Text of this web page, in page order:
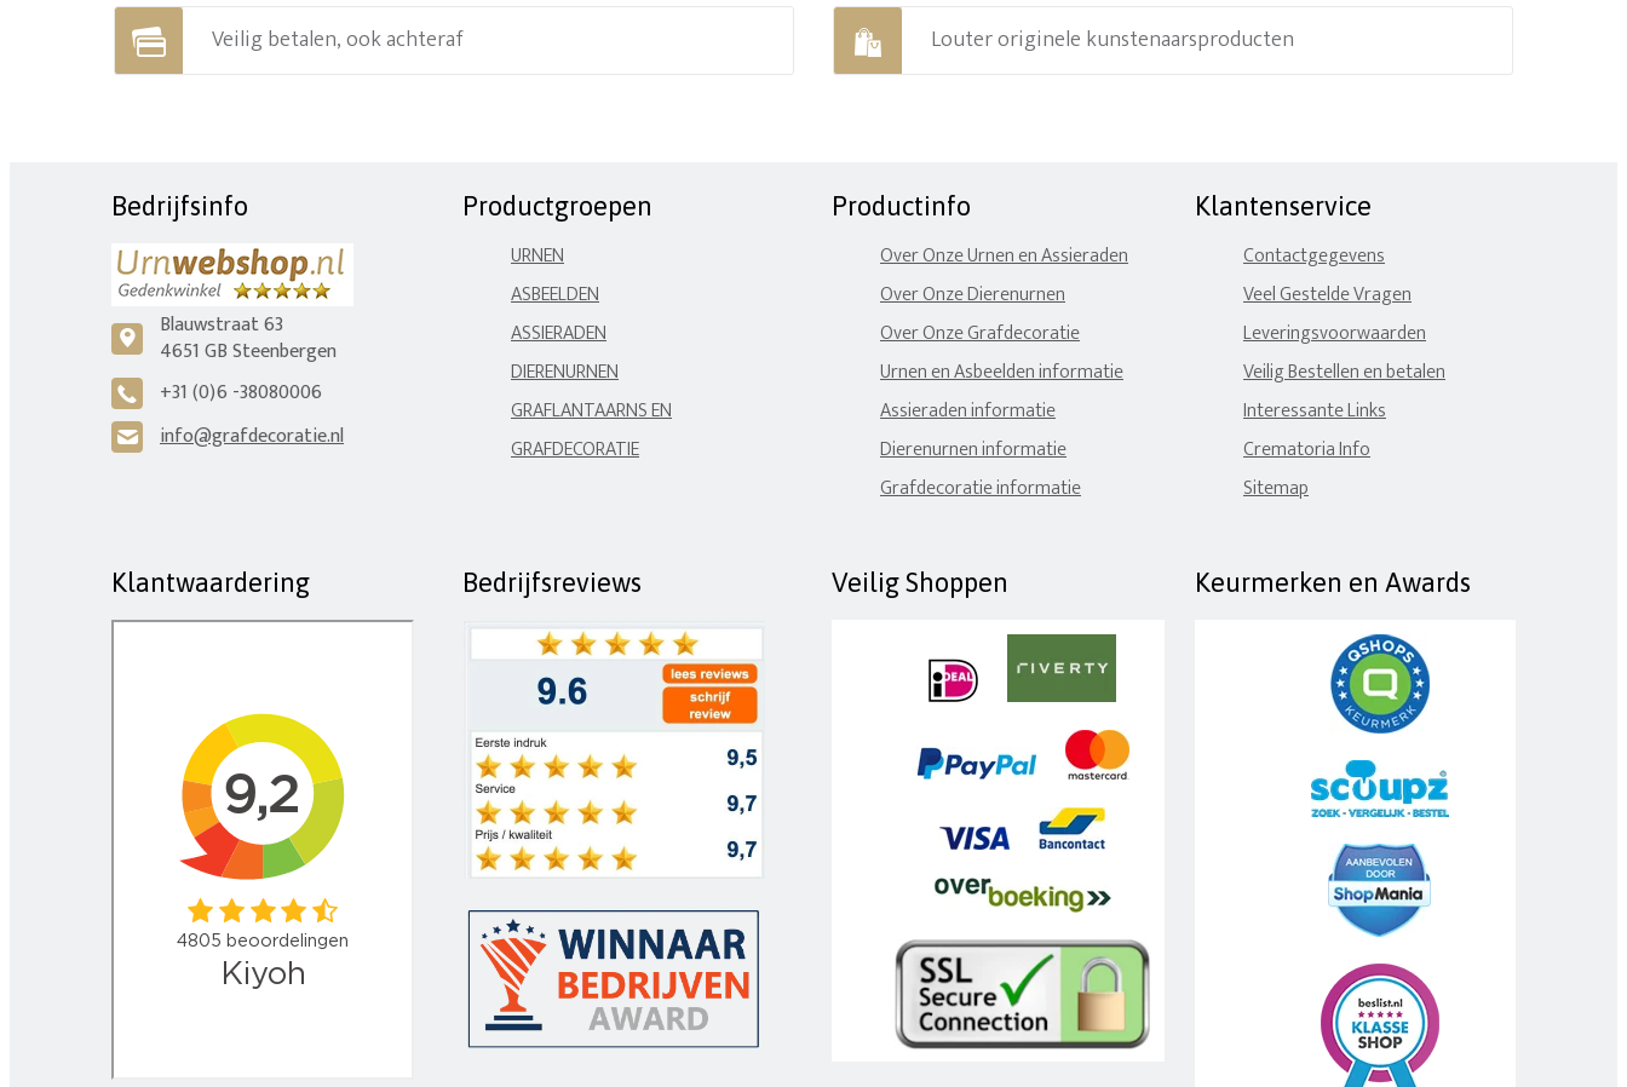
Veilig betalen, ook achteraf Louter originele kunstenaarsproducten
Bedrijfsinfo
c
Blauwstraat 63
4651 GB Steenbergen
A +31 (0)6 -38080006
H info@grafdecoratie.nl
Productgroepen
URNEN
ASBEELDEN
ASSIERADEN
DIERENURNEN
GRAFLANTAARNS EN
GRAFDECORATIE
Productinfo
Over Onze Urnen en Assieraden
Over Onze Dierenurnen
Over Onze Grafdecoratie
Urnen en Asbeelden informatie
Assieraden informatie
Dierenurnen informatie
Grafdecoratie informatie
Klantenservice
Contactgegevens
Veel Gestelde Vragen
Leveringsvoorwaarden
Veilig Bestellen en betalen
Interessante Links
Crematoria Info
Sitemap
Klantwaardering Bedrijfsreviews Veilig Shoppen Keurmerken en Awards